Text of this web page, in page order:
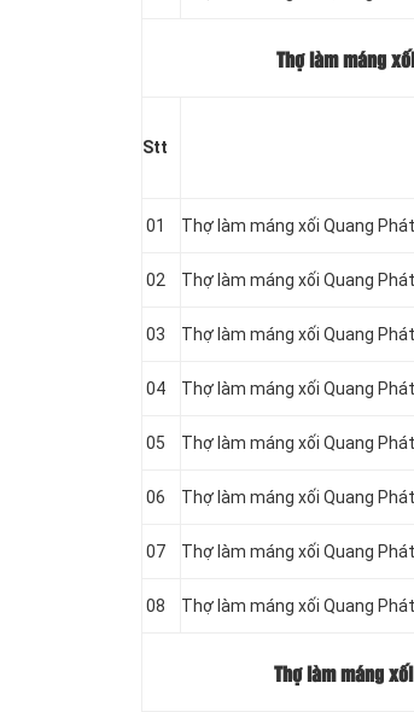
Thợ làm máng
Stt
01 Thợ làm máng xối Quang
02 Thợ làm máng xối Quang
03 Thợ làm máng xối Quang
04 Thợ làm máng xối Quang
05 Thợ làm máng xối Quang
06 Thợ làm máng xối Quang
07 Thợ làm máng xối Quang
08 Thợ làm máng xối Quang
Thợ làm máng